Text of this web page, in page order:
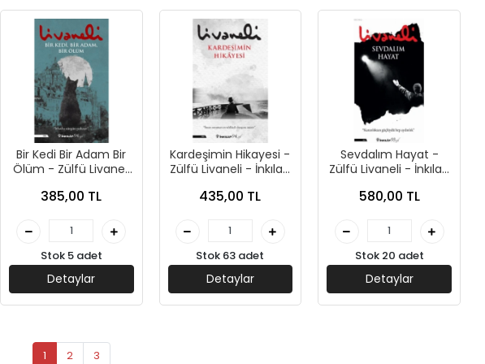
Bir Kedi Bir Adam Bir
Ölüm - Zülfü Livaneli
385,00 TL
Stok 5 adet
Detaylar
Kardeşimin Hikayesi -
Zülfü Livaneli - İnkılap
435,00 TL
Stok 63 adet
Detaylar
Sevdalım Hayat -
Zülfü Livaneli - İnkılap
580,00 TL
Stok 20 adet
Detaylar
1 2 3